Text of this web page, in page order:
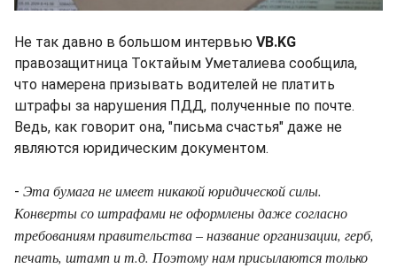
Не так давно в большом интервью VB.KG
правозащитница Токтайым Уметалиева сообщила,
что намерена призывать водителей не платить
штрафы за нарушения ПДД, полученные по почте.
Ведь, как говорит она, "письма счастья" даже не
являются юридическим документом.
- Эта бумага не имеет никакой юридической силы.
Конверты со штрафами не оформлены даже согласно
требованиям правительства – название организации, герб,
печать, штамп и т.д. Поэтому нам присылаются только